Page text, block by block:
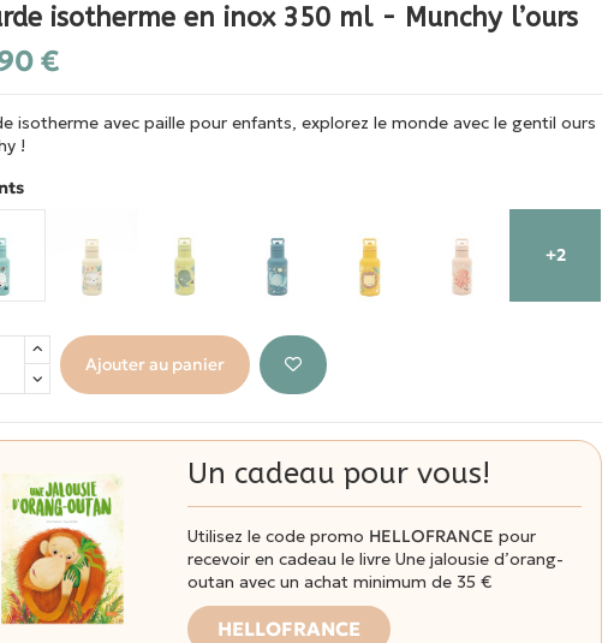
isotherme en inox 350 ml - Munchy l’ours
€
isotherme avec paille pour enfants, explorez le monde avec le gentil ours
!
+2
Ajouter au panier
Un cadeau pour vous!
Utilisez le code promo HELLOFRANCE pour
recevoir en cadeau le livre Une jalousie d’orang-
outan avec un achat minimum de 35 €
HELLOFRANCE